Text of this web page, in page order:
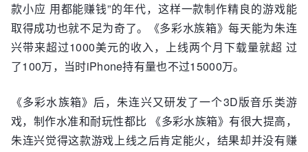
款小应 用都能赚钱”的年代，这样一款制作精良的游戏能
取得成功也就不足为奇了。《多彩水族箱》每天能为朱连
兴带来超过1000美元的收入，上线两个月下载量就超 过
了100万，当时iPhone持有量也不过15000万。
《多彩水族箱》后，朱连兴又研发了一个3D版音乐类游
戏，制作水准和耐玩性都比 《多彩水族箱》有很大提高，
朱连兴觉得这款游戏上线之后肯定能火，结果却并没有赚